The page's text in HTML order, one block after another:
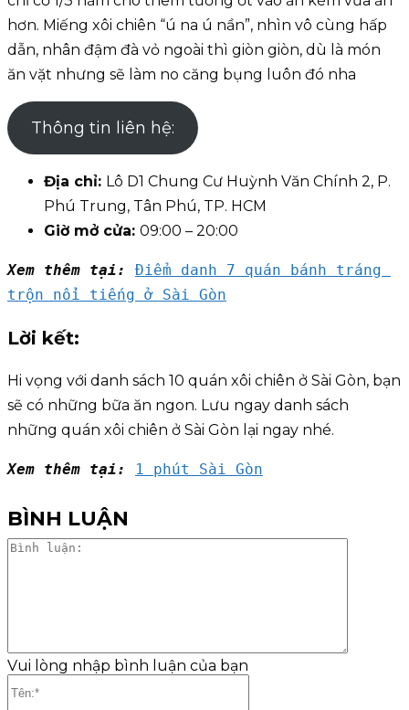
hơn. Miếng xôi chiên “ú na ú nần”, nhìn vô cùng hấp
dẫn, nhân đậm đà vỏ ngoài thì giòn giòn, dù là món
ăn vặt nhưng sẽ làm no căng bụng luôn đó nha
Thông tin liên hệ:
Địa chỉ: Lô D1 Chung Cư Huỳnh Văn Chính 2, P.
Phú Trung, Tân Phú, TP. HCM
Giờ mở cửa: 09:00 – 20:00
Xem thêm tại: Điểm danh 7 quán bánh tráng
trộn nổi tiếng ở Sài Gòn
Lời kết:
Hi vọng với danh sách 10 quán xôi chiên ở Sài Gòn, bạn
sẽ có những bữa ăn ngon. Lưu ngay danh sách
những quán xôi chiên ở Sài Gòn lại ngay nhé.
Xem thêm tại: 1 phút Sài Gòn
BÌNH LUẬN
Vui lòng nhập bình luận của bạn